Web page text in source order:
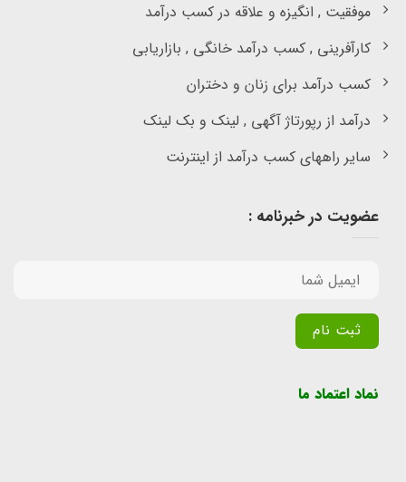
موفقیت , انگیزه و علاقه در کسب درآمد
کارآفرینی , کسب درآمد خانگی , بازاریابی
کسب درآمد برای زنان و دختران
درآمد از رپورتاژ آگهی , لینک و بک لینک
سایر راههای کسب درآمد از اینترنت
عضویت در خبرنامه :
نماد اعتماد ما